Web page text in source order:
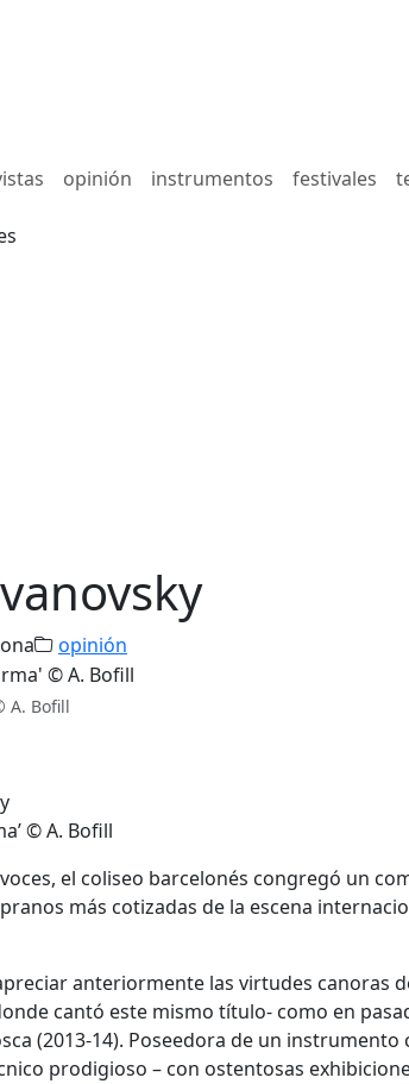
opinión instrumentos festivales
opinión
A. Bofill
© A. Bofill
el coliseo barcelonés congregó un
más cotizadas de la escena
anteriormente las virtudes canoras
cantó este mismo título- como en
(2013-14). Poseedora de un
prodigioso – con ostentosas